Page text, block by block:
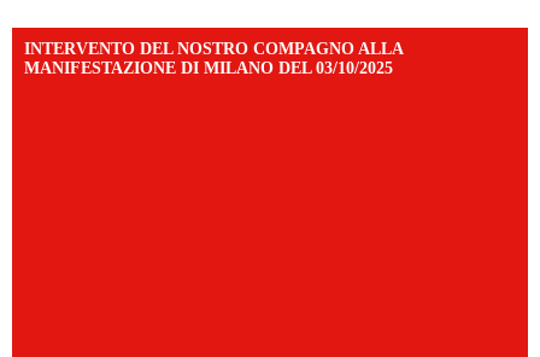
INTERVENTO DEL NOSTRO COMPAGNO ALLA
MANIFESTAZIONE DI MILANO DEL 03/10/2025